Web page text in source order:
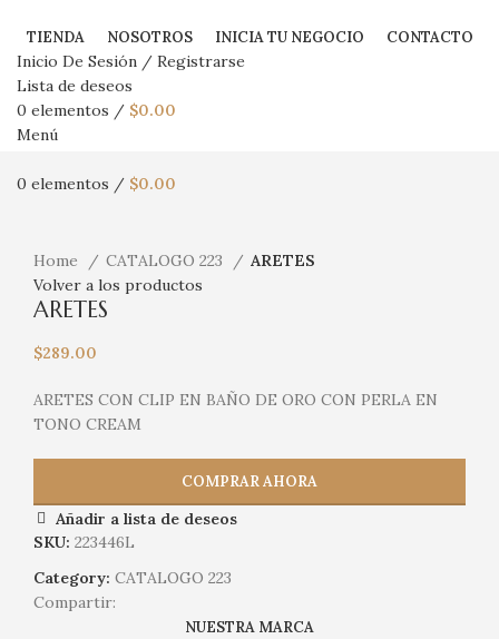
TIENDA NOSOTROS INICIA TU NEGOCIO CONTACTO
Inicio De Sesión / Registrarse
Lista de deseos
0 elementos / $0.00
Menú
0 elementos / $0.00
Home
CATALOGO 223
ARETES
Volver a los productos
ARETES
$289.00
ARETES CON CLIP EN BAÑO DE ORO CON PERLA EN
TONO CREAM
COMPRAR AHORA
Añadir a lista de deseos
SKU: 223446L
Category: CATALOGO 223
Compartir:
NUESTRA MARCA